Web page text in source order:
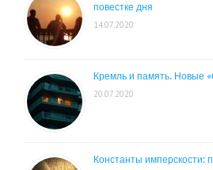
повестке дня
14.07.2020
Кремль и память. Новые
20.07.2020
Константы имперскости: